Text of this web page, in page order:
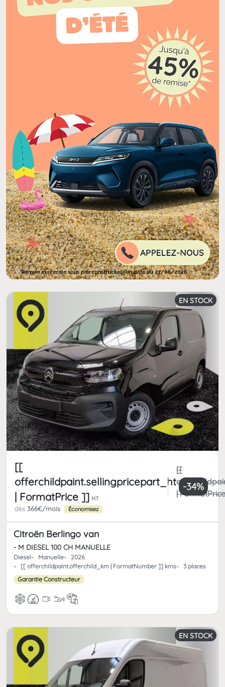
EN STOCK
[[
offerchildpaint.sellingpricepart_ht
| FormatPrice ]] HT
[[
|
dès 366€/mois Économisez
-34%
Citroën Berlingo van
- M DIESEL 100 CH MANUELLE
Diesel Manuelle
2026
[[ offerchildpaint.offerchild_km | FormatNumber ]] kms
3 places
Garantie Constructeur
EN STOCK